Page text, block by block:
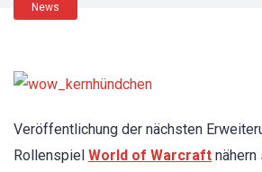
News
Veröffentlichung der nächsten
Rollenspiel World of Warcraft